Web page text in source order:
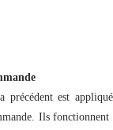
est
Ils